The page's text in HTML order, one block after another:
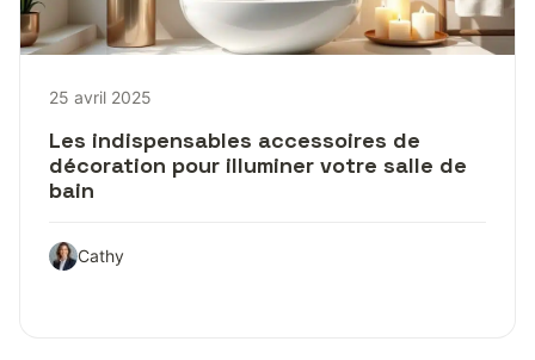
25 avril 2025
Les indispensables accessoires de
décoration pour illuminer votre salle de
bain
Cathy